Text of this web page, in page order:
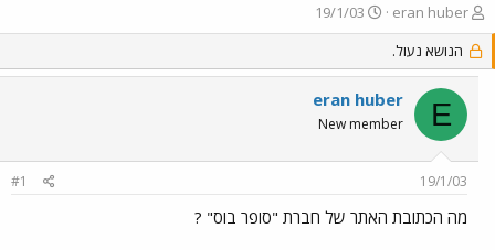
פ
ו
ת
ח
נ
eran huber
פ
ו
ס
ם
ב
ת
ך
19/1/03
הנושא נעול.
E
eran huber
New member
19/1/03
#1
מה הכתובת האתר של חברת "סופר בוס" ?